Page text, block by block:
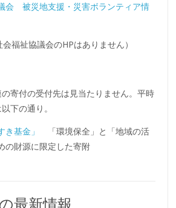
会 被災地支援・災害ボランティア情
会福祉協議会のHPはありません）
寄付の受付先は見当たりません。平時
下の通り。
基金」
「環境保全」と「地域の活
の財源に限定した寄附
最新情報